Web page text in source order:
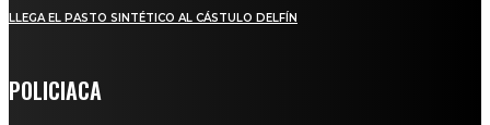
LLEGA EL PASTO SINTÉTICO AL CÁSTULO DELFÍN
POLICIACA